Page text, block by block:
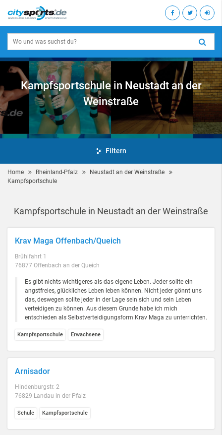
Kampfsportschule in Neustadt an der
Weinstraße
Filtern
Home Rheinland-Pfalz
Neustadt an der Weinstraße
Kampfsportschule
Kampfsportschule in Neustadt an der Weinstraße
Krav Maga Offenbach/Queich
Brühlfahrt 1
76877 Offenbach an der Queich
Es gibt nichts wichtigeres als das eigene Leben. Jeder sollte ein
angstfreies, glückliches Leben leben können. Nicht jeder gönnt uns
das, deswegen sollte jeder in der Lage sein sich und sein Leben
verteidigen zu können. Aus diesem Grunde habe ich mich
entschieden als Selbstverteidigungsform Krav Maga zu unterrichten.
Kampfsportschule Erwachsene
Arnisador
Hindenburgstr. 2
76829 Landau in der Pfalz
Schule Kampfsportschule